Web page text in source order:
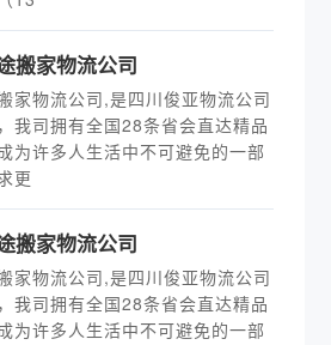
搬家物流公司
家物流公司,是四川俊亚物流公司
我司拥有全国28条省会直达精品
为许多人生活中不可避免的一部
更
搬家物流公司
家物流公司,是四川俊亚物流公司
我司拥有全国28条省会直达精品
为许多人生活中不可避免的一部